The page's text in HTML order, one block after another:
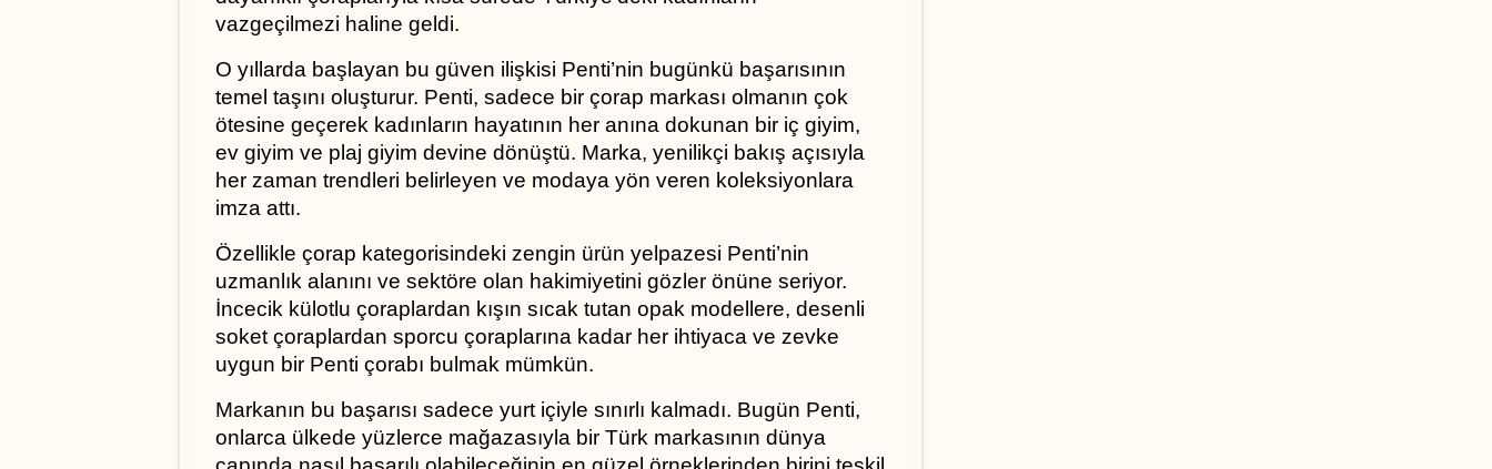
vazgeçilmezi haline geldi.
O yıllarda başlayan bu güven ilişkisi Penti’nin bugünkü başarısının
temel taşını oluşturur. Penti, sadece bir çorap markası olmanın çok
ötesine geçerek kadınların hayatının her anına dokunan bir iç giyim,
ev giyim ve plaj giyim devine dönüştü. Marka, yenilikçi bakış açısıyla
her zaman trendleri belirleyen ve modaya yön veren koleksiyonlara
imza attı.
Özellikle çorap kategorisindeki zengin ürün yelpazesi Penti’nin
uzmanlık alanını ve sektöre olan hakimiyetini gözler önüne seriyor.
İncecik külotlu çoraplardan kışın sıcak tutan opak modellere, desenli
soket çoraplardan sporcu çoraplarına kadar her ihtiyaca ve zevke
uygun bir Penti çorabı bulmak mümkün.
Markanın bu başarısı sadece yurt içiyle sınırlı kalmadı. Bugün Penti,
onlarca ülkede yüzlerce mağazasıyla bir Türk markasının dünya